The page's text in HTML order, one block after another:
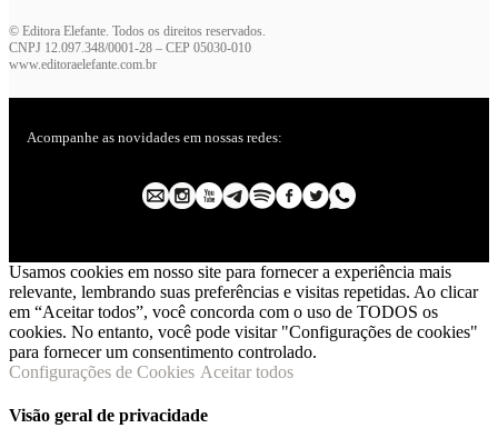
© Editora Elefante. Todos os direitos reservados.
CNPJ 12.097.348/0001-28 – CEP 05030-010
www.editoraelefante.com.br
Acompanhe as novidades em nossas redes:
Usamos cookies em nosso site para fornecer a experiência mais
relevante, lembrando suas preferências e visitas repetidas. Ao clicar
em “Aceitar todos”, você concorda com o uso de TODOS os
cookies. No entanto, você pode visitar "Configurações de cookies"
para fornecer um consentimento controlado.
Configurações de Cookies Aceitar todos
Visão geral de privacidade